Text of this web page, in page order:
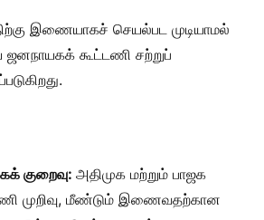
இணையாகச் செயல்பட முடியாமல்
ஜனநாயகக் கூட்டணி சற்றுப்
குறைவு: அதிமுக மற்றும் பாஜக
முறிவு, மீண்டும் இணைவதற்கான